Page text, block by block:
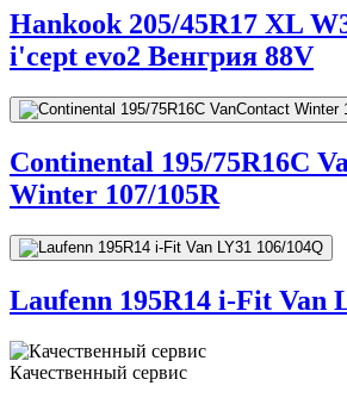
Hankook 205/45R17 XL
i'cept evo2 Венгрия 88V
Continental 195/75R16C
Winter 107/105R
Laufenn 195R14 i-Fit Van
Качественный сервис